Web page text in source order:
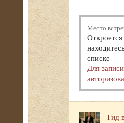
Место
списке
Для
Гид